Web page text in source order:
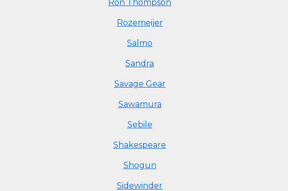
Ron Thompson
Rozemeijer
Salmo
Sandra
Savage Gear
Sawamura
Sebile
Shakespeare
Shogun
Sidewinder